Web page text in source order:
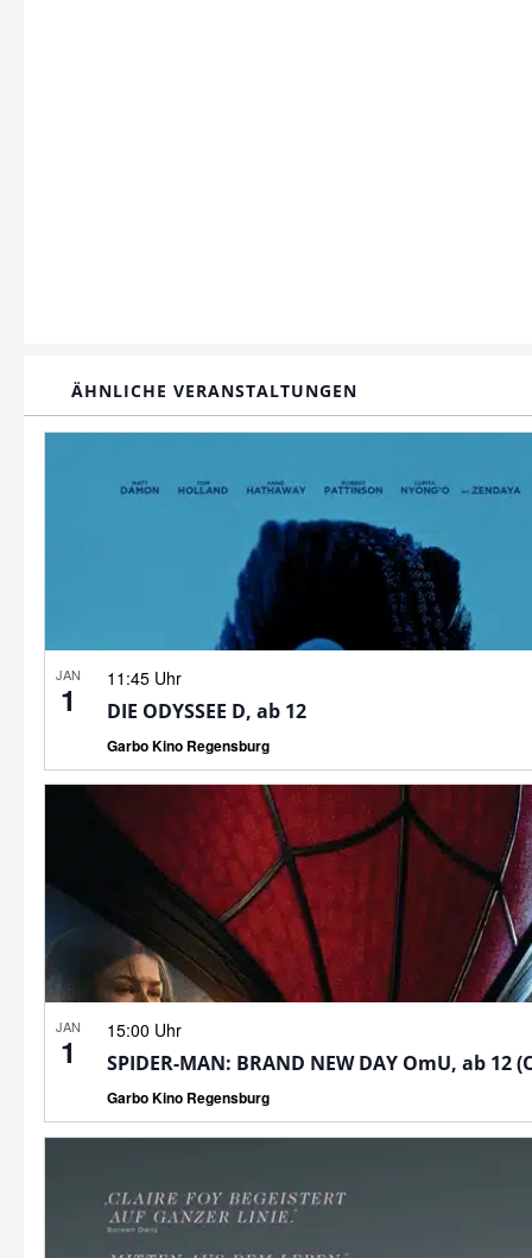
ÄHNLICHE VERANSTALTUNGEN
JAN
1
11:45 Uhr
DIE ODYSSEE D, ab 12
Garbo Kino Regensburg
JAN
1
15:00 Uhr
SPIDER-MAN: BRAND NEW DAY OmU, ab 12
Garbo Kino Regensburg